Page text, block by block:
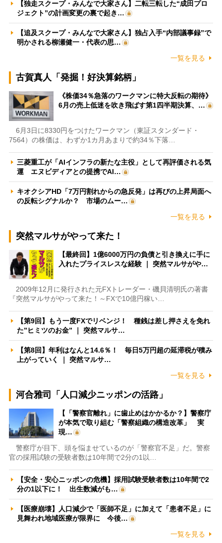
【独走スクープ・みんなで大家さん】二転三転した“成田プロ
ジェクト”の計画変更の裏で起き…
【追及スクープ・みんなで大家さん】独占入手“内部議事録”で
明かされる柳瀬健一・代表の思…
一覧を見る
古賀真人「発掘！好決算銘柄」
《株価34％急落のワークマンに特大反転の期待》
6月の売上低迷を吹き飛ばす第1四半期決算、…
6月3日に8330円をつけたワークマン（東証スタンダード・
7564）の株価は、わずか1カ月あまりで約34％下落…
三菱重工が「AIインフラの新たな主役」として再評価される気
運 エヌビディアとの提携でAI…
キオクシアHD「7万円割れからの急反発」は再びの上昇局面へ
の反転シグナルか？ 市場のムー…
一覧を見る
突然マルサがやって来た！
【最終回】1億6000万円の負債と引き換えに手に
入れたプライスレスな経験 ｜ 突然マルサがや…
2009年12月に発行された元FXトレーダー・磯貝清明氏の著書
『突然マルサがやって来た！～FXで10億円稼い…
【第9回】もう一度FXでリベンジ！ 種銭は差し押さえを免れ
た”ヒミツのお金” ｜ 突然マルサ…
【第8回】年利はなんと14.6％！ 毎日5万円超の延滞税が積み
上がっていく ｜ 突然マルサ…
一覧を見る
河合雅司「人口減少ニッポンの活路」
【「警察官離れ」に歯止めはかかるか？】警察庁
が本気で取り組む「警察組織の構造改革」 実
現…
警察庁が目下、頭を悩ませているのが「警察官不足」だ。警察
官の採用試験の受験者数は10年間で2分の1以…
【安全・安心ニッポンの危機】採用試験受験者数は10年間で2
分の1以下に！ 出生数減がも…
【医療崩壊】人口減少で「医師不足」に加えて「患者不足」に
見舞われ地域医療が限界に 今後…
一覧を見る